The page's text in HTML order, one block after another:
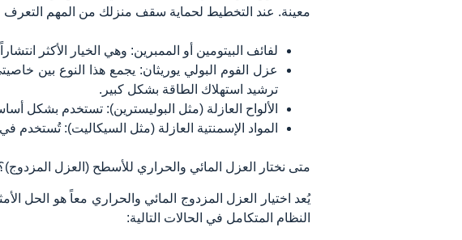
معينة. عند التخطيط لحماية سقف منزلك من المهم التعرف
لفائف البيتومين أو الممبرين: وهي الخيار الأكثر
عزل الفوم البولي يوريثان: يجمع هذا النوع بين
ترشيد استهلاك الطاقة بشكل كبير.
الألواح العازلة (مثل البوليسترين): تستخدم بشكل
المواد الإسمنتية العازلة (مثل السيكاليت):
متى نختار العزل المائي والحراري للأسطح (العزل
يُعد اختيار العزل المزدوج المائي والحراري معاً هو الحل
النظام المتكامل في الحالات التالية: